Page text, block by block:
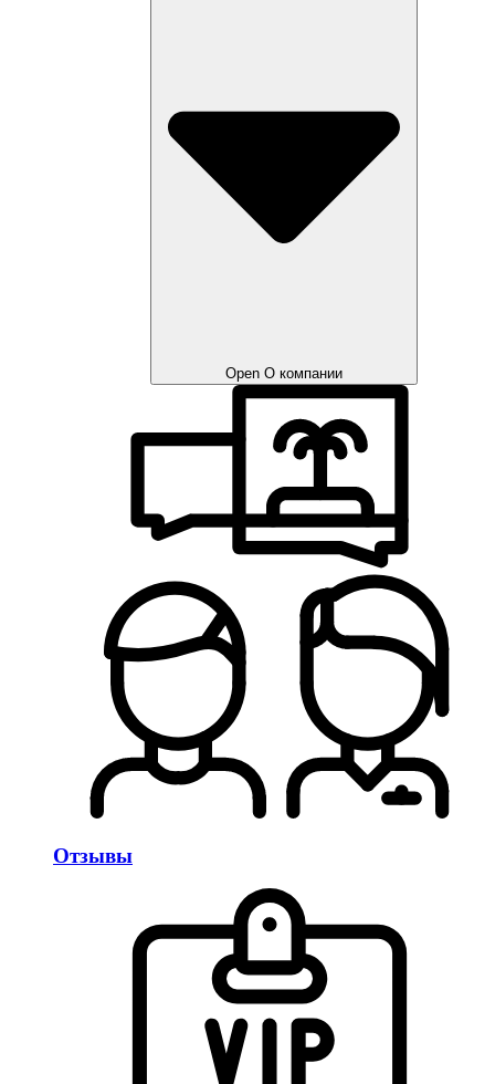
Open О компании
Отзывы